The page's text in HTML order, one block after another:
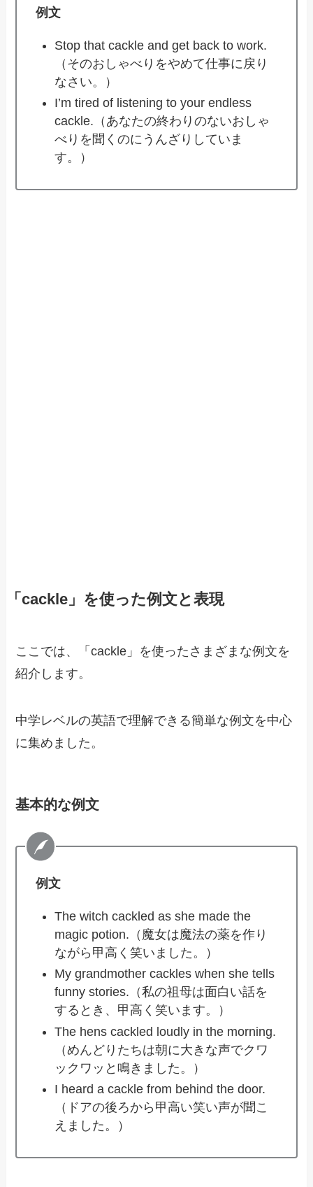
例文
Stop that cackle and get back to work.
（そのおしゃべりをやめて仕事に戻り
なさい。）
I’m tired of listening to your endless
cackle.（あなたの終わりのないおしゃ
べりを聞くのにうんざりしていま
す。）
「cackle」を使った例文と表現
ここでは、「cackle」を使ったさまざまな例文を
紹介します。
中学レベルの英語で理解できる簡単な例文を中心
に集めました。
基本的な例文
例文
The witch cackled as she made the
magic potion.（魔女は魔法の薬を作り
ながら甲高く笑いました。）
My grandmother cackles when she tells
funny stories.（私の祖母は面白い話を
するとき、甲高く笑います。）
The hens cackled loudly in the morning.
（めんどりたちは朝に大きな声でクワ
ックワッと鳴きました。）
I heard a cackle from behind the door.
（ドアの後ろから甲高い笑い声が聞こ
えました。）